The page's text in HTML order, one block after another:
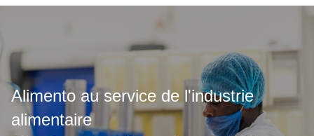
Main
SUR ALIMENTO
EQUIPE
CONTACT
Alimento au service de l'industrie
alimentaire